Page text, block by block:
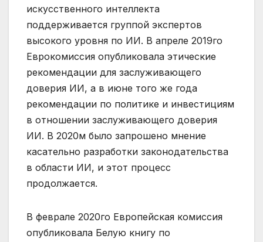
искусственного интеллекта
поддерживается группой экспертов
высокого уровня по ИИ. В апреле 2019го
Еврокомиссия опубликовала этические
рекомендации для заслуживающего
доверия ИИ, а в июне того же года
рекомендации по политике и инвестициям
в отношении заслуживающего доверия
ИИ. В 2020м было запрошено мнение
касательно разработки законодательства
в области ИИ, и этот процесс
продолжается.
В феврале 2020го Европейская комиссия
опубликовала Белую книгу по